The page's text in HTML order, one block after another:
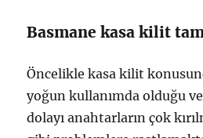
Basmane kasa kilit
Öncelikle kasa kilit
yoğun kullanımda olduğu
dolayı anahtarların çok